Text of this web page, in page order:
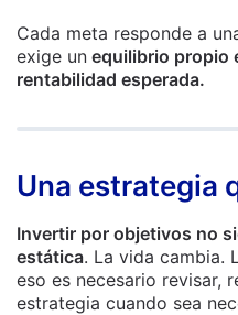
Cada meta responde a
exige un equilibrio propio
rentabilidad esperada.
Una estrategia
Invertir por objetivos no
estática. La vida cambia.
eso es necesario revisar,
estrategia cuando sea